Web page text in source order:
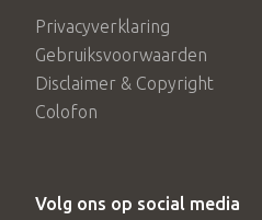
Privacyverklaring
Gebruiksvoorwaarden
Disclaimer & Copyright
Colofon
Volg ons op social media